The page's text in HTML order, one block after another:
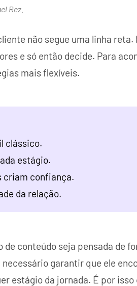
Rez.
não segue uma linha
e só então decide. Para
mais flexíveis.
clássico.
estágio.
criam confiança.
da relação.
conteúdo seja pensada de
garantir que ele
estágio da jornada. É por